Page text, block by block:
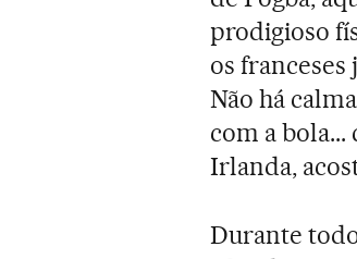
prodigioso
os franceses
Não há
com a
Irlanda,
Durante